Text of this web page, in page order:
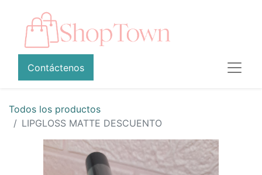
Contáctenos
Todos los productos
LIPGLOSS MATTE DESCUENTO